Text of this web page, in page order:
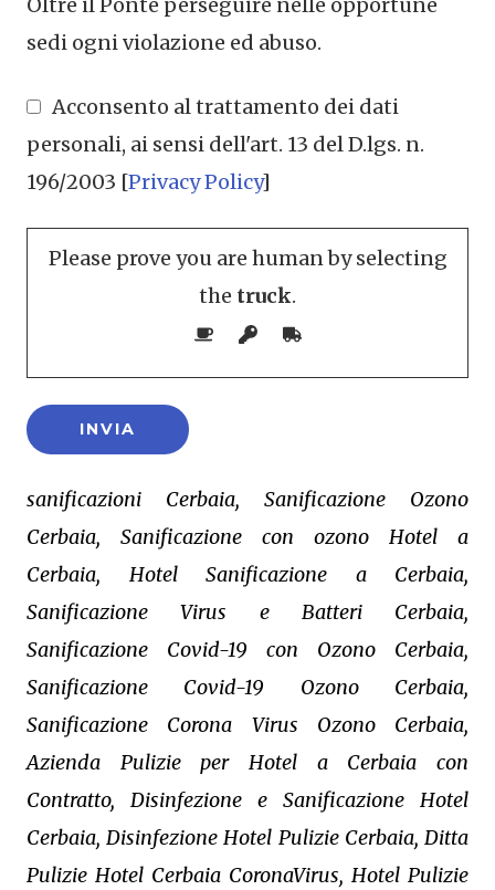
sedi ogni violazione ed abuso.
Acconsento al trattamento dei dati
personali, ai sensi dell'art. 13 del D.lgs. n.
196/2003 [Privacy Policy]
Please prove you are human by selecting
the truck.
sanificazioni Cerbaia, Sanificazione Ozono
Cerbaia, Sanificazione con ozono Hotel a
Cerbaia, Hotel Sanificazione a Cerbaia,
Sanificazione Virus e Batteri Cerbaia,
Sanificazione Covid-19 con Ozono Cerbaia,
Sanificazione Covid-19 Ozono Cerbaia,
Sanificazione Corona Virus Ozono Cerbaia,
Azienda Pulizie per Hotel a Cerbaia con
Contratto, Disinfezione e Sanificazione Hotel
Cerbaia, Disinfezione Hotel Pulizie Cerbaia, Ditta
Pulizie Hotel Cerbaia CoronaVirus, Hotel Pulizie